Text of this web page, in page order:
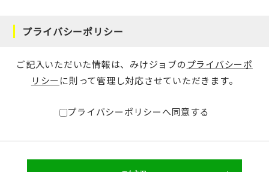
プライバシーポリシー
ご記入いただいた情報は、みけジョブのプライバシーポ
リシー に則って管理し対応させていただきます。
プライバシーポリシーへ同意する